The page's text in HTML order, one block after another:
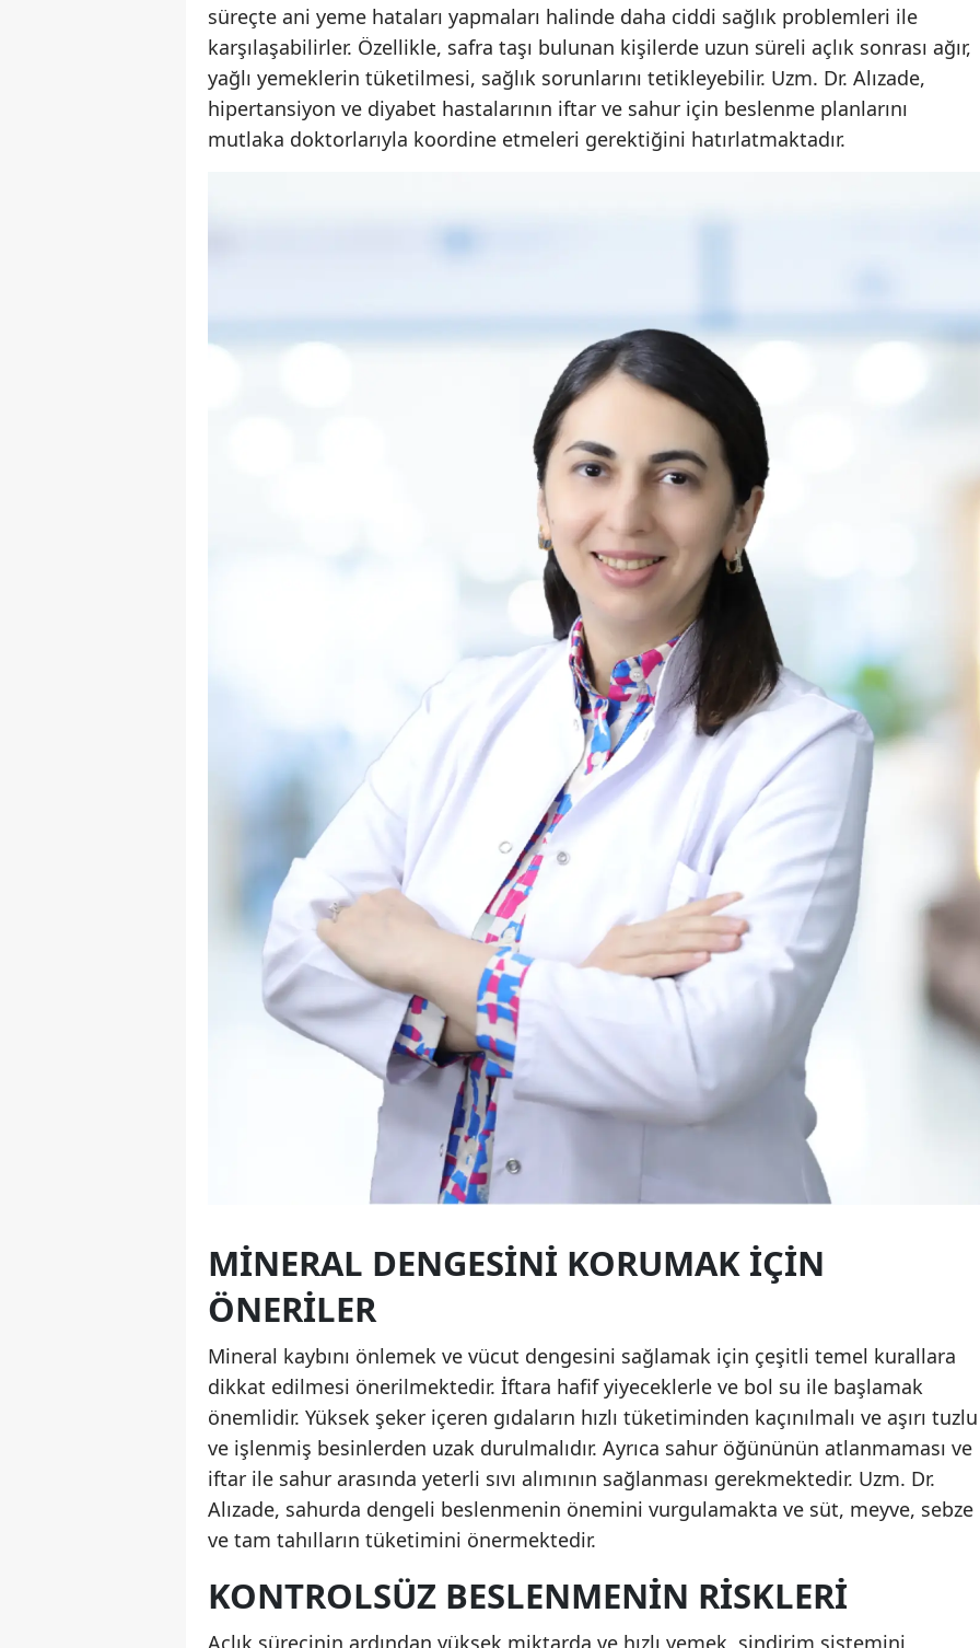
süreçte ani yeme hataları yapmaları halinde daha ciddi sağlık problemleri ile
karşılaşabilirler. Özellikle, safra taşı bulunan kişilerde uzun süreli açlık sonrası ağır,
yağlı yemeklerin tüketilmesi, sağlık sorunlarını tetikleyebilir. Uzm. Dr. Alızade,
hipertansiyon ve diyabet hastalarının iftar ve sahur için beslenme planlarını
mutlaka doktorlarıyla koordine etmeleri gerektiğini hatırlatmaktadır.
MINERAL DENGESINI KORUMAK İÇIN
ÖNERILER
Mineral kaybını önlemek ve vücut dengesini sağlamak için çeşitli temel kurallara
dikkat edilmesi önerilmektedir. İftara hafif yiyeceklerle ve bol su ile başlamak
önemlidir. Yüksek şeker içeren gıdaların hızlı tüketiminden kaçınılmalı ve aşırı tuzlu
ve işlenmiş besinlerden uzak durulmalıdır. Ayrıca sahur öğününün atlanmaması ve
iftar ile sahur arasında yeterli sıvı alımının sağlanması gerekmektedir. Uzm. Dr.
Alızade, sahurda dengeli beslenmenin önemini vurgulamakta ve süt, meyve, sebze
ve tam tahılların tüketimini önermektedir.
KONTROLSÜZ BESLENMENIN RISKLERI
Açlık sürecinin ardından yüksek miktarda ve hızlı yemek, sindirim sistemini